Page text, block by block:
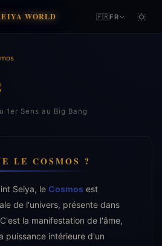
WORLD 🇫🇷FR
Sens au Big Bang
LE COSMOS ?
Seiya, le Cosmos est
de l'univers, présente dans
la manifestation de l'âme,
puissance intérieure d'un